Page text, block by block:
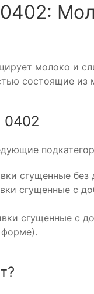
молоко и
состоящие из
0402
сгущенные без
сгущенные с
сгущенные с